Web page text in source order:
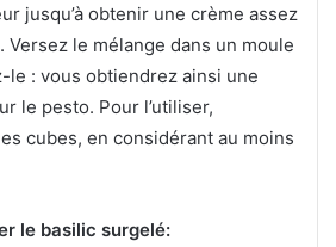
jusqu’à obtenir une crème assez
Versez le mélange dans un moule
le : vous obtiendrez ainsi une
le pesto. Pour l’utiliser,
cubes, en considérant au moins
le basilic surgelé: